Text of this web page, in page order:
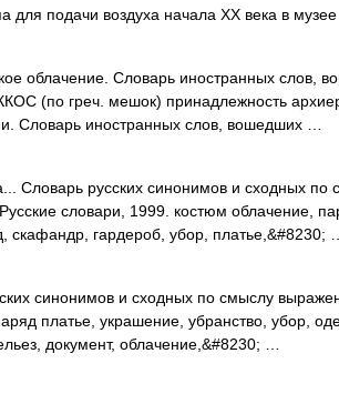
для подачи воздуха начала XX века в музее
облачение. Словарь иностранных слов,
(по греч. мешок) принадлежность
Словарь иностранных слов, вошедших …
Словарь русских синонимов и сходных по
словари, 1999. костюм облачение,
скафандр, гардероб, убор, платье,&#8230; …
синонимов и сходных по смыслу
платье, украшение, убранство, убор,
документ, облачение,&#8230; …